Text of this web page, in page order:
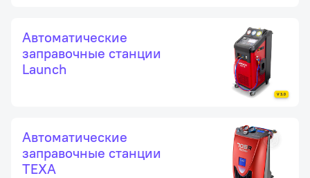
Автоматические
заправочные станции
Launch
Автоматические
заправочные станции
TEXA